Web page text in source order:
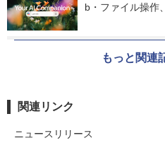
b・ファイル操作
もっと関連
関連リンク
ニュースリリース